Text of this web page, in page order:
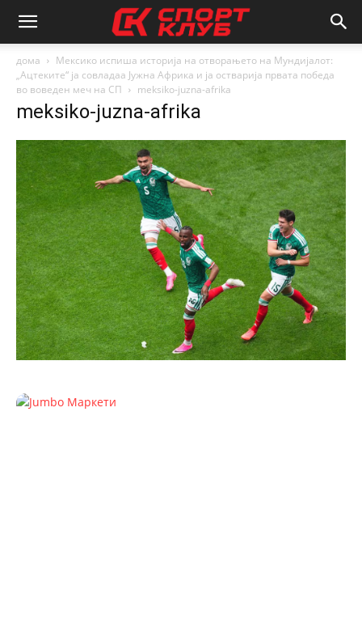
дома
Мексико испиша историја на отворањето на Мундијалот:
„Ацтеките“ ја совладаа Јужна Африка и ја остварија првата победа
во воведен меч на СП
meksiko-juzna-afrika
meksiko-juzna-afrika